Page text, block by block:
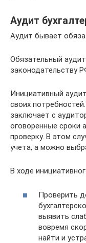
Аудит
Аудит бывает
Обязательный
законодательству
Инициативный
своих
заключает с
оговоренные сроки
проверку. В этом
учета, а можно
В ходе
Проверить
выявить
вовремя
найти и